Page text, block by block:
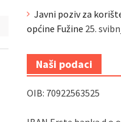
Javni poziv za
općine Fužine 25.
Naši podaci
OIB: 70922563525